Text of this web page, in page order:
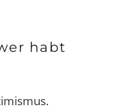
habt